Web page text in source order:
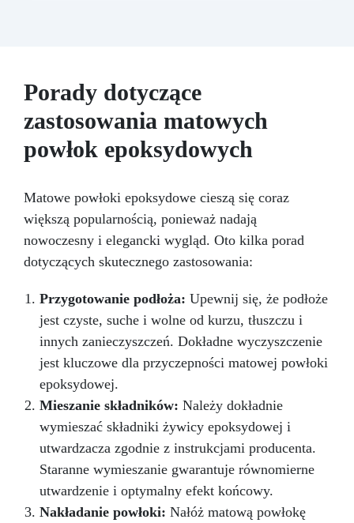
Możliwość personalizacji: Dostępny w
zestawach od 2 m² do 100 m², z szeroką gamą
pigmentów do wyboru.
Porady dotyczące
zastosowania matowych
powłok epoksydowych
Matowe powłoki epoksydowe cieszą się coraz
większą popularnością, ponieważ nadają
nowoczesny i elegancki wygląd. Oto kilka porad
dotyczących skutecznego zastosowania:
Przygotowanie podłoża: Upewnij się, że podłoże
jest czyste, suche i wolne od kurzu, tłuszczu i
innych zanieczyszczeń. Dokładne wyczyszczenie
jest kluczowe dla przyczepności matowej powłoki
epoksydowej.
Mieszanie składników: Należy dokładnie
wymieszać składniki żywicy epoksydowej i
utwardzacza zgodnie z instrukcjami producenta.
Staranne wymieszanie gwarantuje równomierne
utwardzenie i optymalny efekt końcowy.
Nakładanie powłoki: Nałóż matową powłokę